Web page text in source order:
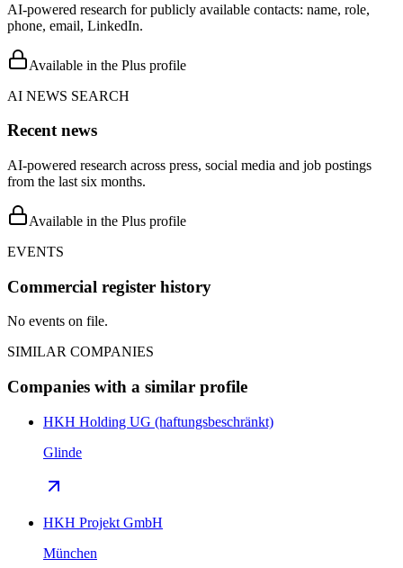
AI-powered research for publicly available contacts: name, role,
phone, email, LinkedIn.
Available in the Plus profile
AI NEWS SEARCH
Recent news
AI-powered research across press, social media and job postings
from the last six months.
Available in the Plus profile
EVENTS
Commercial register history
No events on file.
SIMILAR COMPANIES
Companies with a similar profile
HKH Holding UG (haftungsbeschränkt)
Glinde
HKH Projekt GmbH
München